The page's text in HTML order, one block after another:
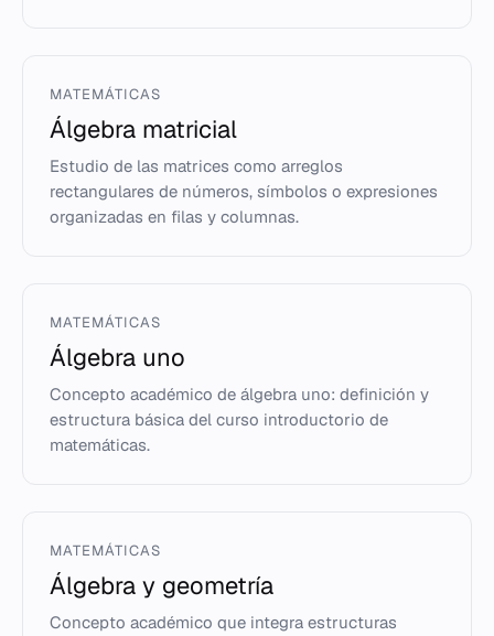
MATEMÁTICAS
Álgebra matricial
Estudio de las matrices como arreglos
rectangulares de números, símbolos o expresiones
organizadas en filas y columnas.
MATEMÁTICAS
Álgebra uno
Concepto académico de álgebra uno: definición y
estructura básica del curso introductorio de
matemáticas.
MATEMÁTICAS
Álgebra y geometría
Concepto académico que integra estructuras